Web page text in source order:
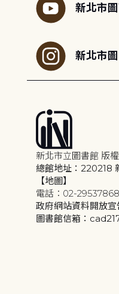
新北市
新北市
新北市立圖書館 版
總館地址：220218
【地圖】
電話：02-
政府網站資料開放宣
圖書館信箱：